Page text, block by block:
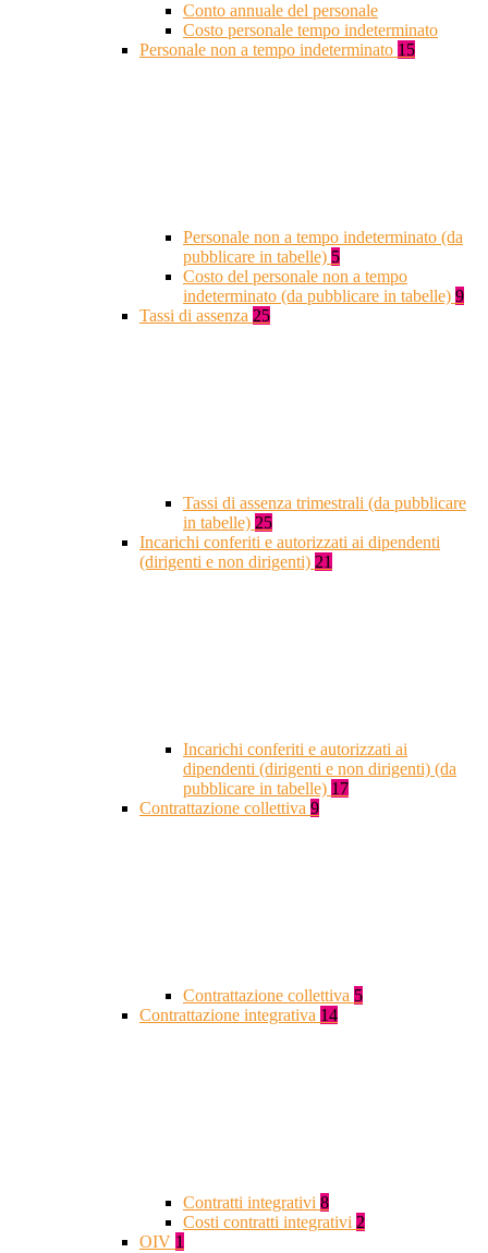
Conto annuale del personale
Costo personale tempo indeterminato
Personale non a tempo indeterminato 15
Personale non a tempo indeterminato (da
pubblicare in tabelle) 5
Costo del personale non a tempo
indeterminato (da pubblicare in tabelle) 9
Tassi di assenza 25
Tassi di assenza trimestrali (da pubblicare
in tabelle) 25
Incarichi conferiti e autorizzati ai dipendenti
(dirigenti e non dirigenti) 21
Incarichi conferiti e autorizzati ai
dipendenti (dirigenti e non dirigenti) (da
pubblicare in tabelle) 17
Contrattazione collettiva 9
Contrattazione collettiva 5
Contrattazione integrativa 14
Contratti integrativi 8
Costi contratti integrativi 2
OIV 1